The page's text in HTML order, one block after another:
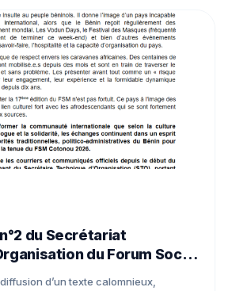
du Secrétariat
du Forum Social
d’un texte calomnieux,